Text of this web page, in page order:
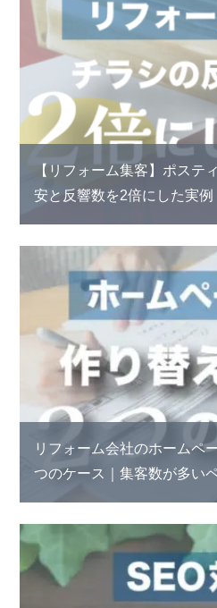
【リフォーム集客】ポステ
安と反響数を2倍にした実例
リフォーム会社のホームペ
つのケース｜集客数が多い